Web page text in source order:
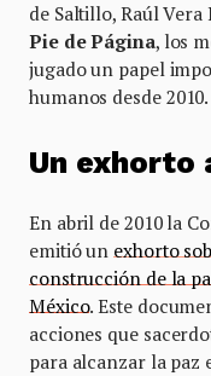
de Saltillo, Raúl
Pie de Página, los
jugado un papel
humanos desde 2010.
Un exhorto
En abril de 2010 la
emitió unexhorto
construcción de la
México. Este
acciones que
para alcanzar la paz